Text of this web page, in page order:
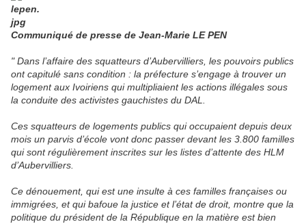
Communiqué de presse de Jean-Marie LE PEN
" Dans l’affaire des squatteurs d’Aubervilliers, les pouvoirs publics
ont capitulé sans condition : la préfecture s’engage à trouver un
logement aux Ivoiriens qui multipliaient les actions illégales sous
la conduite des activistes gauchistes du DAL.
Ces squatteurs de logements publics qui occupaient depuis deux
mois un parvis d’école vont donc passer devant les 3.800 familles
qui sont régulièrement inscrites sur les listes d’attente des HLM
d’Aubervilliers.
Ce dénouement, qui est une insulte à ces familles françaises ou
immigrées, et qui bafoue la justice et l’état de droit, montre que la
politique du président de la République en la matière est bien